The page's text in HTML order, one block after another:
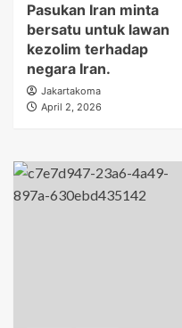
Pasukan Iran minta
bersatu untuk lawan
kezolim terhadap
negara Iran.
Jakartakoma
April 2, 2026